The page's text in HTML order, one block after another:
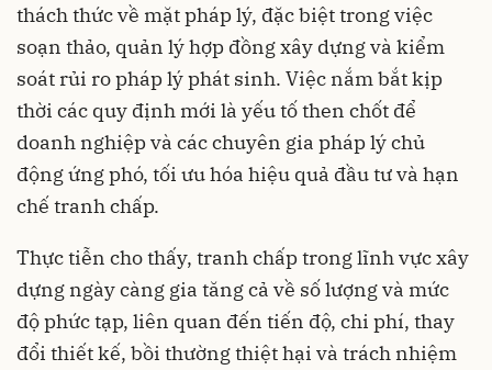
thách thức về mặt pháp lý, đặc biệt trong việc
soạn thảo, quản lý hợp đồng xây dựng và kiểm
soát rủi ro pháp lý phát sinh. Việc nắm bắt kịp
thời các quy định mới là yếu tố then chốt để
doanh nghiệp và các chuyên gia pháp lý chủ
động ứng phó, tối ưu hóa hiệu quả đầu tư và hạn
chế tranh chấp.
Thực tiễn cho thấy, tranh chấp trong lĩnh vực xây
dựng ngày càng gia tăng cả về số lượng và mức
độ phức tạp, liên quan đến tiến độ, chi phí, thay
đổi thiết kế, bồi thường thiệt hại và trách nhiệm